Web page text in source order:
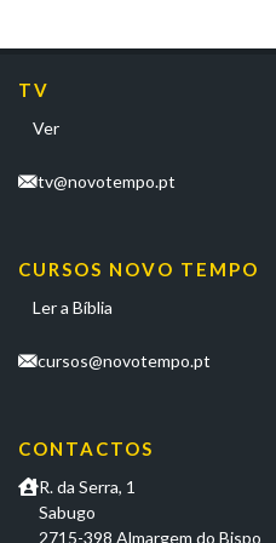
TV
Ver
tv@novotempo.pt
CURSOS NOVO TEMPO
Ler a Bíblia
cursos@novotempo.pt
CONTACTOS
R. da Serra, 1
Sabugo
2715-398 Almargem do Bispo